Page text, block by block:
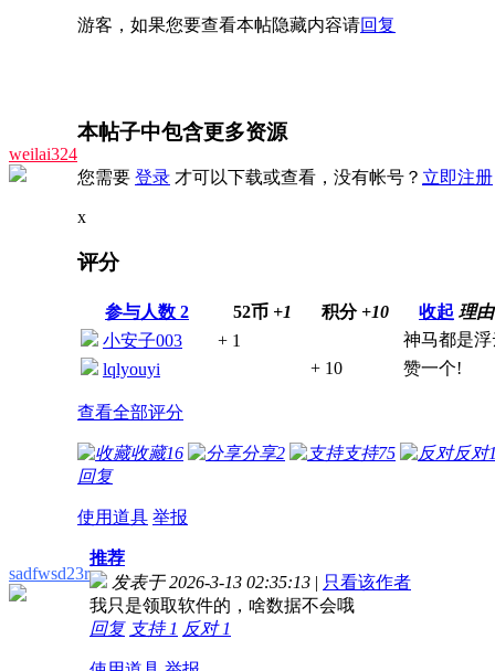
weilai324
游客，如果您要查看本帖隐藏内容请回复
本帖子中包含更多资源
您需要 登录 才可以下载或查看，没有帐号？ 立即注册
x
评分
参与人数 2 52币 +1 积分 +10 收起 理由
小安子003
+ 1
神马都是浮
lqlyouyi
+ 10 赞一个!
查看全部评分
收藏16 分享2 支持75 反对
回复
使用道具 举报
sadfwsd23r
推荐
发表于 2026-3-13 02:35:13 | 只看该作者
我只是领取软件的，啥数据不会哦
回复 支持 1 反对 1